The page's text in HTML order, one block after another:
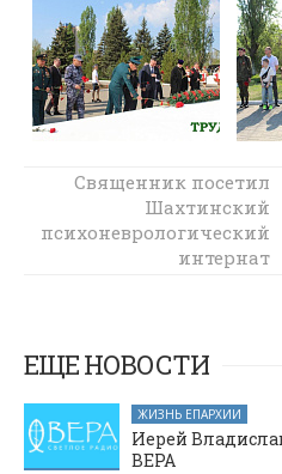
Благочинный
Каменского
округа принял
мемориала
Славы в
центральном
парке поселка
Глубокий
Священник посетил
Шахтинский
психоневрологический
интернат
ЕЩЕ НОВОСТИ
ЖИЗНЬ ЕПАРХИИ
Иерей
ВЕРА